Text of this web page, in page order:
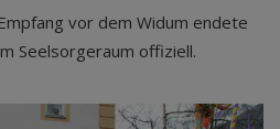
vor dem Widum endete
Seelsorgeraum offiziell.